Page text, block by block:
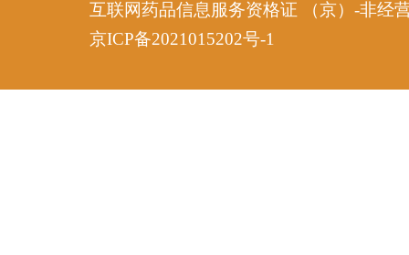
互联网药品信息服务资格证 （京）-非经
京ICP备2021015202号-1